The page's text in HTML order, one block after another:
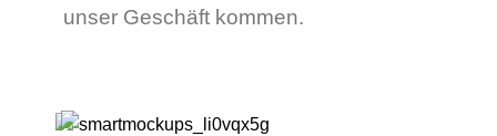
unser Geschäft kommen.
Online Produkte